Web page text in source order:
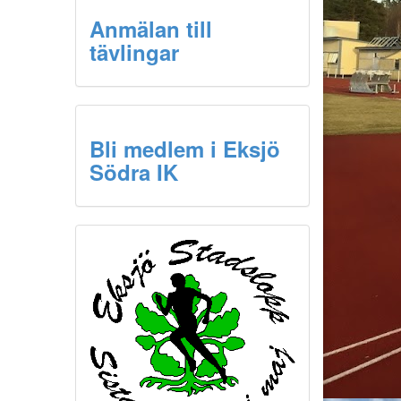
Anmälan till
tävlingar
Bli medlem i Eksjö
Södra IK